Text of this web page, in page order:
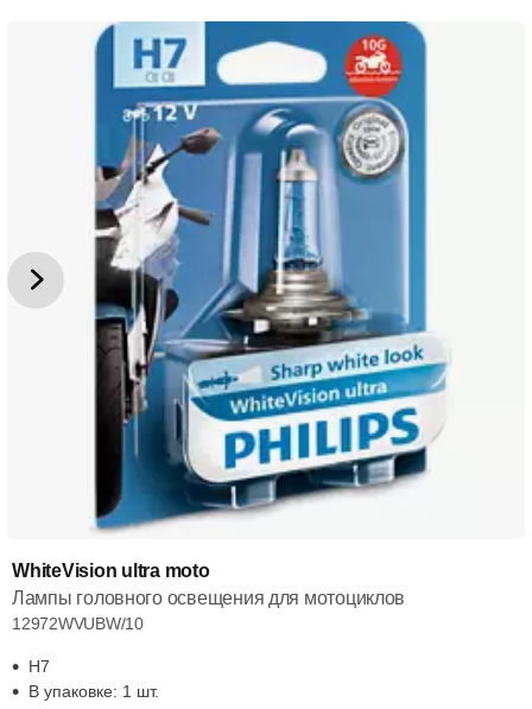
WhiteVision ultra moto
Лампы головного освещения для мотоциклов
12972WVUBW/10
H7
В упаковке: 1 шт.